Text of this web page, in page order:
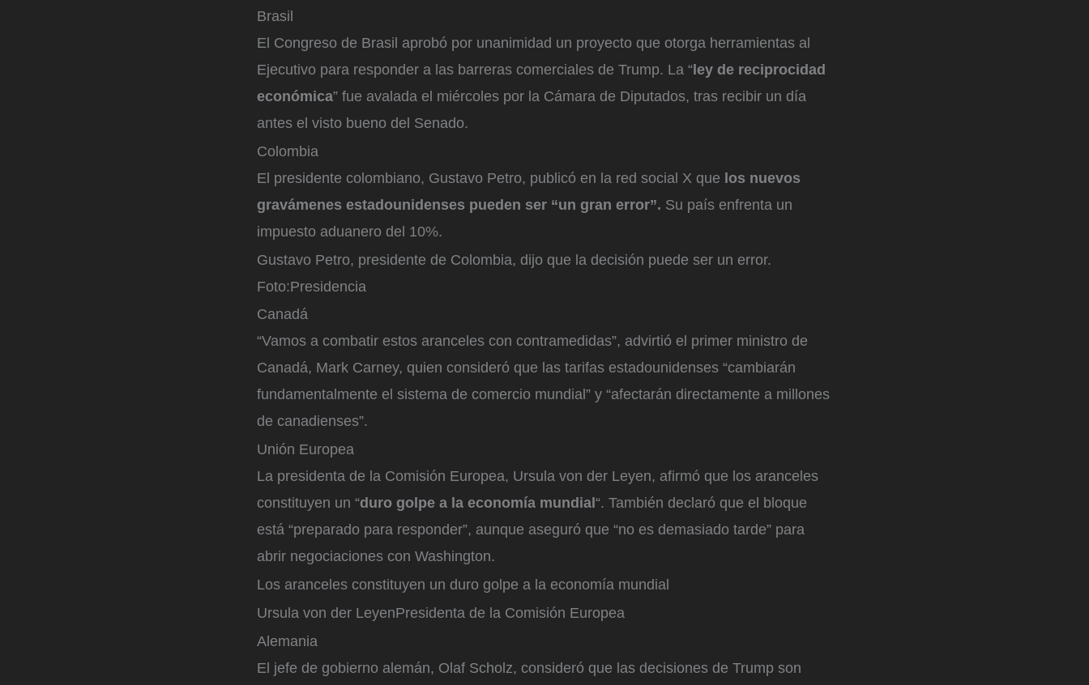
Brasil
El Congreso de Brasil aprobó por unanimidad un proyecto que otorga herramientas al
Ejecutivo para responder a las barreras comerciales de Trump. La “ley de reciprocidad
económica” fue avalada el miércoles por la Cámara de Diputados, tras recibir un día
antes el visto bueno del Senado.
Colombia
El presidente colombiano, Gustavo Petro, publicó en la red social X que los nuevos
gravámenes estadounidenses pueden ser “un gran error”. Su país enfrenta un
impuesto aduanero del 10%.
Gustavo Petro, presidente de Colombia, dijo que la decisión puede ser un error.
Foto:Presidencia
Canadá
“Vamos a combatir estos aranceles con contramedidas”, advirtió el primer ministro de
Canadá, Mark Carney, quien consideró que las tarifas estadounidenses “cambiarán
fundamentalmente el sistema de comercio mundial” y “afectarán directamente a millones
de canadienses”.
Unión Europea
La presidenta de la Comisión Europea, Ursula von der Leyen, afirmó que los aranceles
constituyen un “duro golpe a la economía mundial “. También declaró que el bloque
está “preparado para responder”, aunque aseguró que “no es demasiado tarde” para
abrir negociaciones con Washington.
Los aranceles constituyen un duro golpe a la economía mundial
Ursula von der LeyenPresidenta de la Comisión Europea
Alemania
El jefe de gobierno alemán, Olaf Scholz, consideró que las decisiones de Trump son